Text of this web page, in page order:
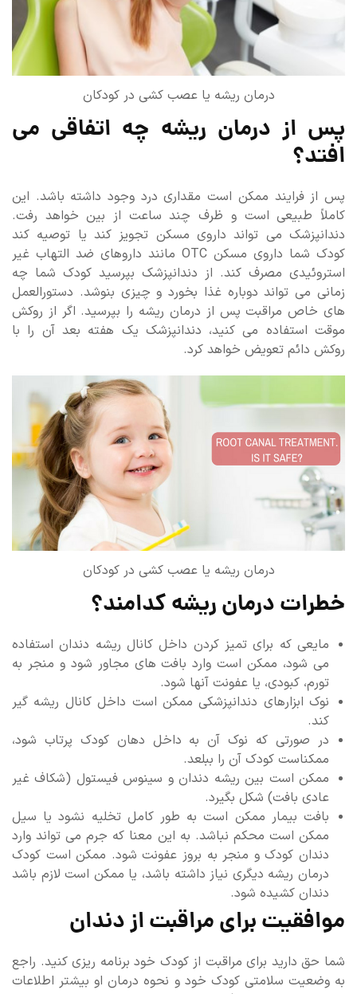
درمان ریشه یا عصب کشی در کودکان
پس از درمان ریشه چه اتفاقی می
افتد؟
پس از فرایند ممکن است مقداری درد وجود داشته باشد. این
کاملاً طبیعی است و ظرف چند ساعت از بین خواهد رفت.
دندانپزشک می تواند داروی مسکن تجویز کند یا توصیه کند
کودک شما داروی مسکن OTC مانند داروهای ضد التهاب غیر
استروئیدی مصرف کند. از دندانپزشک بپرسید کودک شما چه
زمانی می تواند دوباره غذا بخورد و چیزی بنوشد. دستورالعمل
های خاص مراقبت پس از درمان ریشه را بپرسید. اگر از روکش
موقت استفاده می کنید، دندانپزشک یک هفته بعد آن را با
روکش دائم تعویض خواهد کرد.
درمان ریشه یا عصب کشی در کودکان
خطرات درمان ریشه کدامند؟
مایعی که برای تمیز کردن داخل کانال ریشه دندان استفاده
می شود، ممکن است وارد بافت های مجاور شود و منجر به
تورم، کبودی، یا عفونت آنها شود.
نوک ابزارهای دندانپزشکی ممکن است داخل کانال ریشه گیر
کند.
در صورتی که نوک آن به داخل دهان کودک پرتاب شود،
ممکناست کودک آن را ببلعد.
ممکن است بین ریشه دندان و سینوس فیستول (شکاف غیر
عادی بافت) شکل بگیرد.
بافت بیمار ممکن است به طور کامل تخلیه نشود یا سیل
ممکن است محکم نباشد. به این معنا که جرم می تواند وارد
دندان کودک و منجر به بروز عفونت شود. ممکن است کودک
درمان ریشه دیگری نیاز داشته باشد، یا ممکن است لازم باشد
دندان کشیده شود.
موافقیت برای مراقبت از دندان
شما حق دارید برای مراقبت از کودک خود برنامه ریزی کنید. راجع
به وضعیت سلامتی کودک خود و نحوه درمان او بیشتر اطلاعات